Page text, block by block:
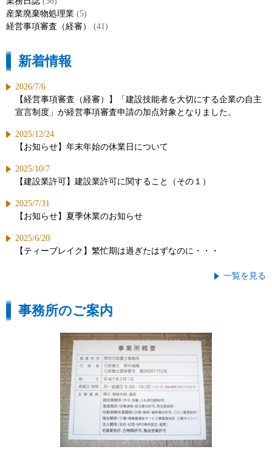
産業廃棄物処理業 (5)
経営事項審査（経審）
(41)
新着情報
2026/7/6
【経営事項審査（経審）】「建設技能者を大切にする企業の自主
宣言制度」が経営事項審査申請の加点対象となりました。
2025/12/24
【お知らせ】年末年始の休業日について
2025/10/7
【建設業許可】建設業許可に関すること（その１）
2025/7/31
【お知らせ】夏季休業のお知らせ
2025/6/20
【ティーブレイク】繁忙期は過ぎたはずなのに・・・
一覧を見る
事務所のご案内